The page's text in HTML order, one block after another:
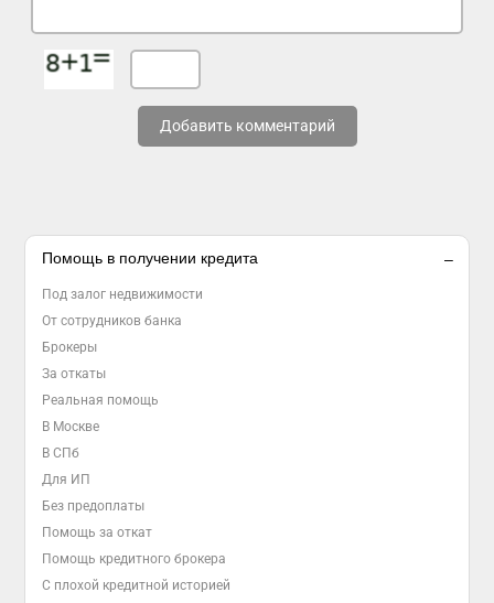
Добавить комментарий
Помощь в получении кредита
Под залог недвижимости
От сотрудников банка
Брокеры
За откаты
Реальная помощь
В Москве
В СПб
Для ИП
Без предоплаты
Помощь за откат
Помощь кредитного брокера
С плохой кредитной историей